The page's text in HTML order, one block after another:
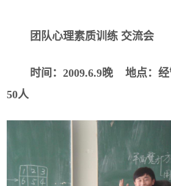
团队心理素质训练 交流会
时间： 2009.6.9晚 地点：经
50人